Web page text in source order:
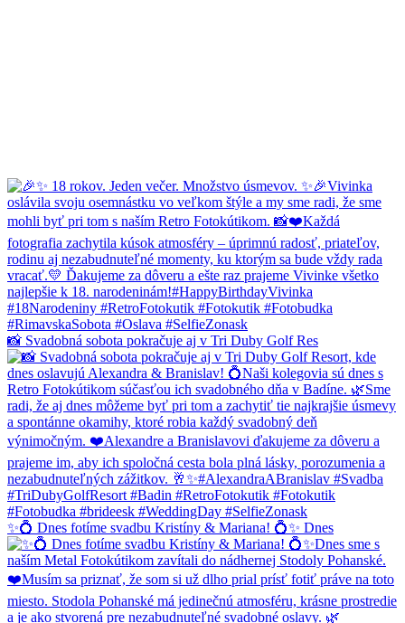
📸 Svadobná sobota pokračuje aj v Tri Duby Golf Res
✨💍 Dnes fotíme svadbu Kristíny & Mariana! 💍✨ Dnes